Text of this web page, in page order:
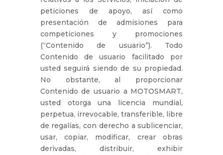
peticiones de apoyo, así como
presentación de admisiones para
competiciones y promociones
(“Contenido de usuario”). Todo
Contenido de usuario facilitado por
usted seguirá siendo de su propiedad.
No obstante, al proporcionar
Contenido de usuario a MOTOSMART,
usted otorga una licencia mundial,
perpetua, irrevocable, transferible, libre
de regalías, con derecho a sublicenciar,
usar, copiar, modificar, crear obras
derivadas, distribuir, exhibir